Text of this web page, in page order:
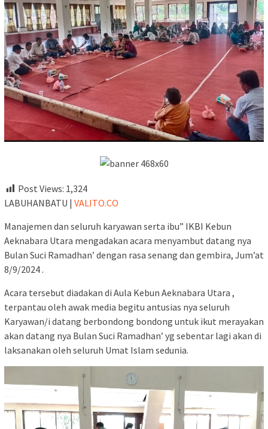
Post Views: 1,324
LABUHANBATU | VALITO.CO
Manajemen dan seluruh karyawan serta ibu” IKBI Kebun
Aeknabara Utara mengadakan acara menyambut datang nya
Bulan Suci Ramadhan’ dengan rasa senang dan gembira, Jum’at
8/9/2024 .
Acara tersebut diadakan di Aula Kebun Aeknabara Utara ,
terpantau oleh awak media begitu antusias nya seluruh
Karyawan/i datang berbondong bondong untuk ikut merayakan
akan datang nya Bulan Suci Ramadhan’ yg sebentar lagi akan di
laksanakan oleh seluruh Umat Islam sedunia.